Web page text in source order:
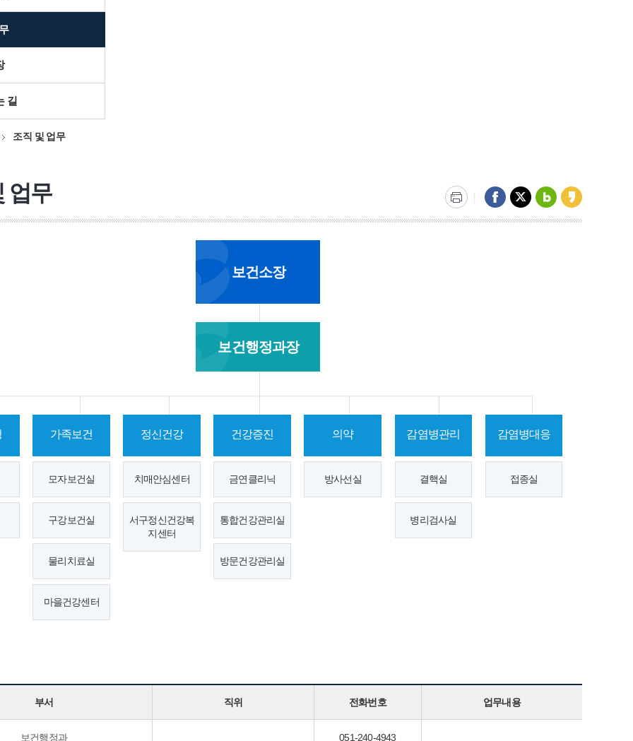
길
조직 및 업무
업무
보건소장
보건행정과장
가족보건
모자보건실
구강보건실
물리치료실
마을건강센터
정신건강
치매안심센터
서구정신건강복
지센터
건강증진
금연클리닉
통합건강관리실
방문건강관리실
의약
방사선실
감염병관리
결핵실
병리검사실
감염병대응
접종실
부서 직위 전화번호 업무내용
보건행정과 051-240-4943